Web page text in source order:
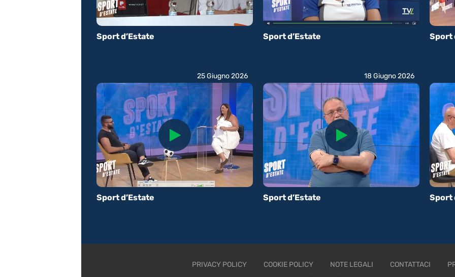
Sport d’Estate Sport d’Estate Sport
Sport d’Estate
25 Giugno 2026
Sport d’Estate
18 Giugno 2026
Sport
PRIVACY POLICY COOKIE POLICY NOTE LEGALI CONTATTACI